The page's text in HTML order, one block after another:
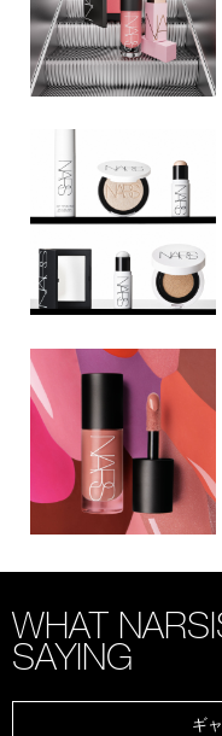
WHAT
SAYING
ギ